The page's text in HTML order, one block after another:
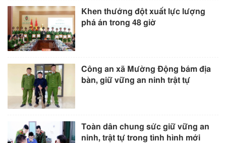
Khen thưởng đột xuất lực lượng
phá án trong 48 giờ
Công an xã Mường Động bám địa
bàn, giữ vững an ninh trật tự
Toàn dân chung sức giữ vững an
ninh, trật tự trong tình hình mới